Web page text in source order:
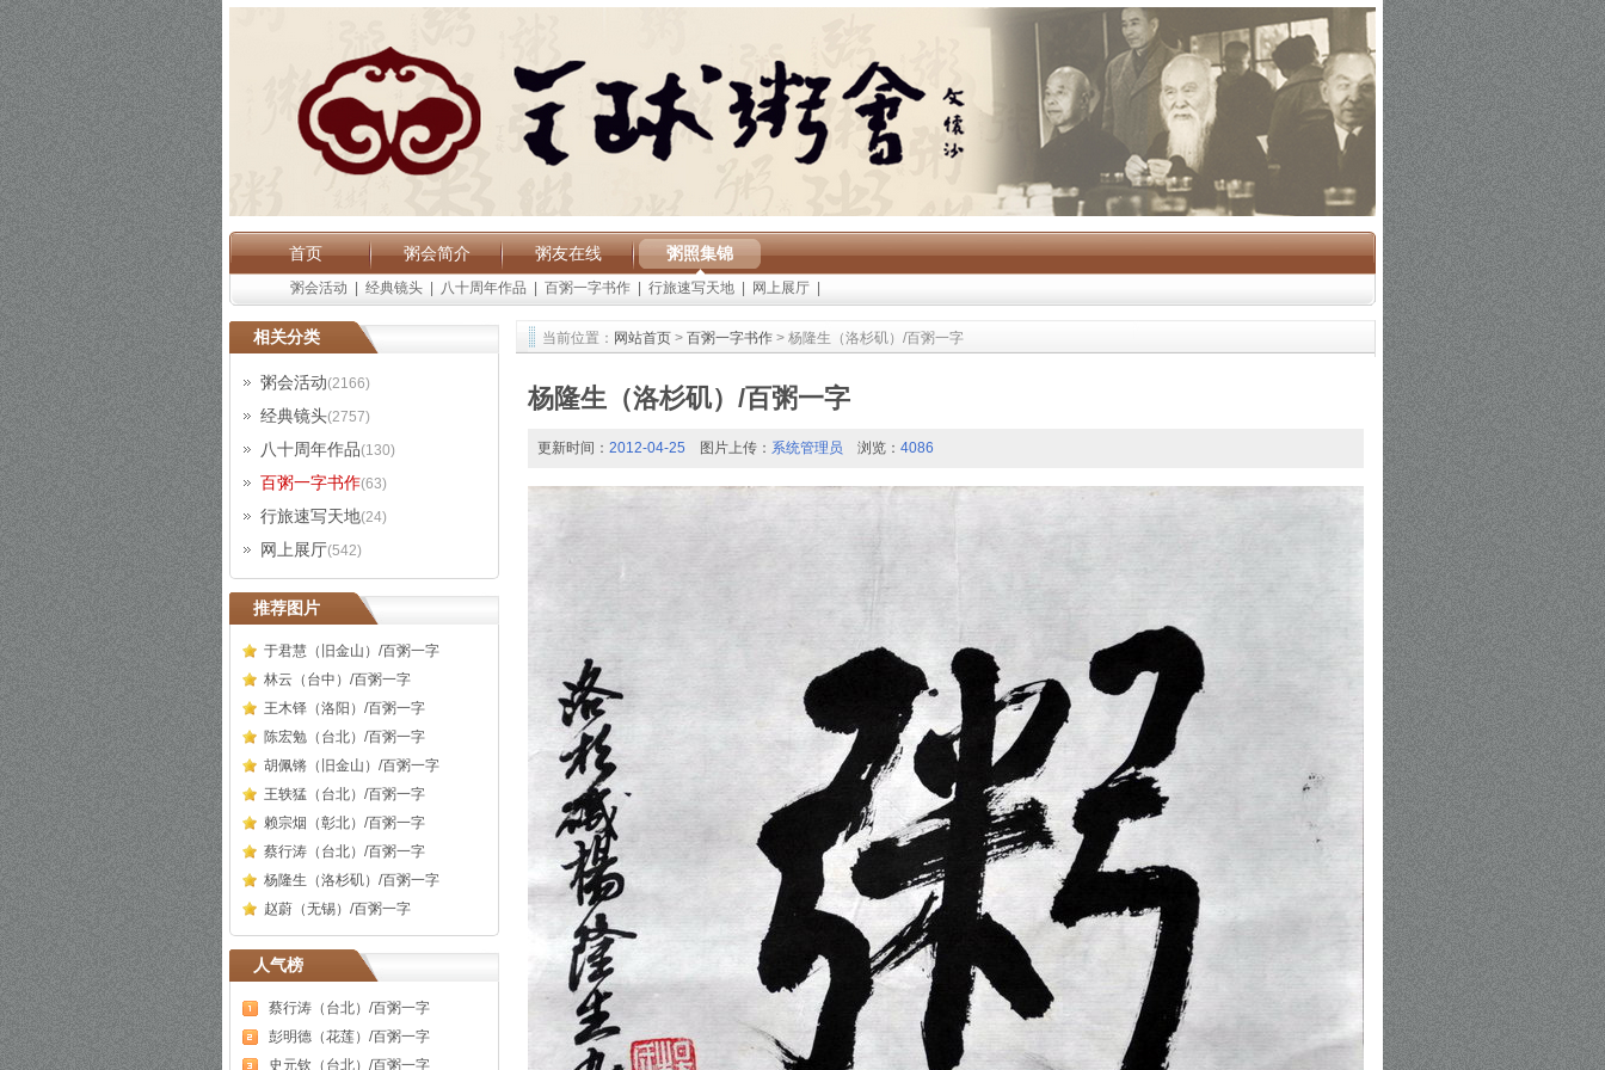
首页 粥会简介 粥友在线 粥照集锦
粥会活动 经典镜头 八十周年作品 百粥一字书作 行旅速写天地 网上展厅
相关分类
粥会活动(2166)
经典镜头(2757)
八十周年作品(130)
百粥一字书作(63)
行旅速写天地(24)
网上展厅(542)
推荐图片
于君慧（旧金山）/百粥一字
林云（台中）/百粥一字
王木铎（洛阳）/百粥一字
陈宏勉（台北）/百粥一字
胡佩锵（旧金山）/百粥一字
王轶猛（台北）/百粥一字
赖宗烟（彰北）/百粥一字
蔡行涛（台北）/百粥一字
杨隆生（洛杉矶）/百粥一字
赵蔚（无锡）/百粥一字
人气榜
蔡行涛（台北）/百粥一字
彭明德（花莲）/百粥一字
史元钦（台北）/百粥一字
当前位置： 网站首页 > 百粥一字书作 > 杨隆生（洛杉矶）/百粥一字
杨隆生（洛杉矶）/百粥一字
更新时间： 2012-04-25 图片上传： 系统管理员 浏览： 4086